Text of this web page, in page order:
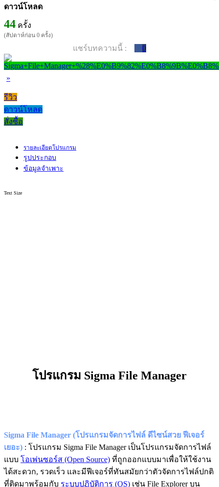
ดาวน์โหลด
44 ครั้ง
(สัปดาห์ก่อน 0 ครั้ง)
แชร์บทความนี้ : 0
»
รีวิว
ดาวน์โหลด
สั่งซื้อ
รายละเอียดโปรแกรม
รูปประกอบ
ข้อมูลจำเพาะ
Text Size
โปรแกรม Sigma File Manager
Sigma File Manager (โปรแกรมจัดการไฟล์ ดีไซน์สวย ฟีเจอร์
เยอะ) : โปรแกรม Sigma File Manager เป็นโปรแกรมจัดการไฟล์
แบบ โอเพ่นซอร์ส (Open Source) ที่ถูกออกแบบมาเพื่อให้ใช้งาน
ได้สะดวก, รวดเร็ว และมีฟีเจอร์ที่ทันสมัยกว่าตัวจัดการไฟล์ปกติ
ที่ติดมาพร้อมกับ ระบบปฏิบัติการ (OS) เช่น File Explorer บน